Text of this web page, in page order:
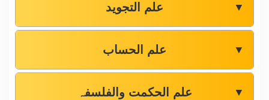
علم التجوید ▼
علم الحساب ▼
علم الحکمت والفلسفہ ▼